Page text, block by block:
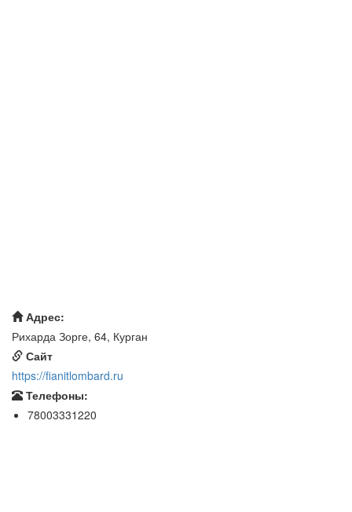
Адрес:
Рихарда Зорге, 64, Курган
Сайт
https://fianitlombard.ru
Телефоны:
78003331220